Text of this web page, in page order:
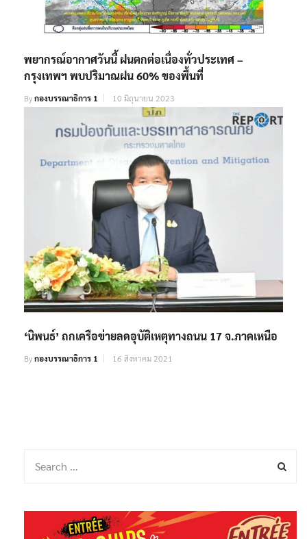
พยากรณ์อากาศวันนี้ ฝนตกต่อเนื่องทั่วประเทศ –
กรุงเทพฯ พบปริมาณฝน 60% ของพื้นที่
Byกองบรรณาธิการ 1 10 มิถุนายน 2023
‘นิพนธ์’ ถกเครือข่ายลดอุบัติเหตุทางถนน 17 จ.ภาคเหนือ
Byกองบรรณาธิการ 1 16 สิงหาคม 2021